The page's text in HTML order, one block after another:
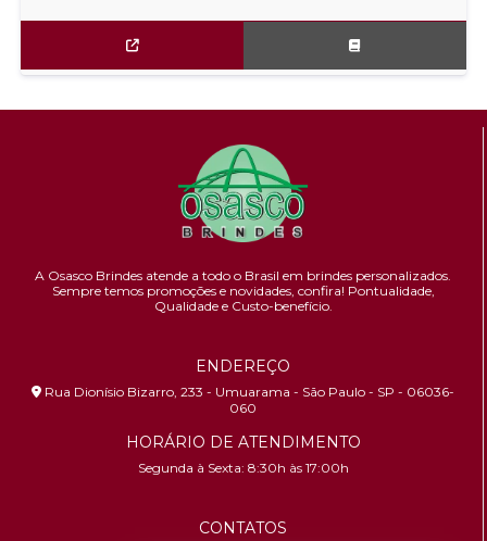
A Osasco Brindes atende a todo o Brasil em brindes personalizados.
Sempre temos promoções e novidades, confira! Pontualidade,
Qualidade e Custo-benefício.
ENDEREÇO
Rua Dionísio Bizarro, 233 - Umuarama - São Paulo - SP - 06036-
060
HORÁRIO DE ATENDIMENTO
Segunda à Sexta: 8:30h às 17:00h
CONTATOS